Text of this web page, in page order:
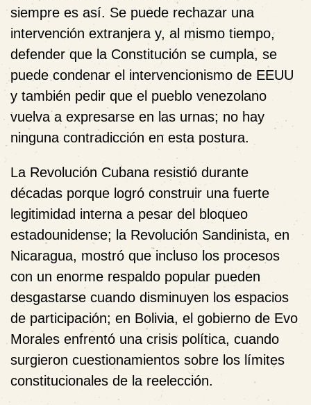
siempre es así. Se puede rechazar una
intervención extranjera y, al mismo tiempo,
defender que la Constitución se cumpla, se
puede condenar el intervencionismo de EEUU
y también pedir que el pueblo venezolano
vuelva a expresarse en las urnas; no hay
ninguna contradicción en esta postura.
La Revolución Cubana resistió durante
décadas porque logró construir una fuerte
legitimidad interna a pesar del bloqueo
estadounidense; la Revolución Sandinista, en
Nicaragua, mostró que incluso los procesos
con un enorme respaldo popular pueden
desgastarse cuando disminuyen los espacios
de participación; en Bolivia, el gobierno de Evo
Morales enfrentó una crisis política, cuando
surgieron cuestionamientos sobre los límites
constitucionales de la reelección.